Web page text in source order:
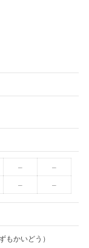
–
–
– –
かいどう）